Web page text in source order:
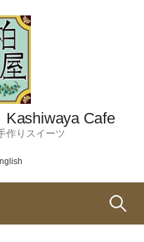
Cafe
作りスイーツ
検